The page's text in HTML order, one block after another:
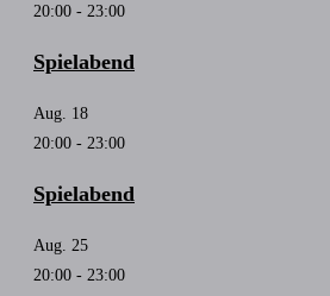
20:00 - 23:00
Spielabend
Aug. 18
20:00 - 23:00
Spielabend
Aug. 25
20:00 - 23:00